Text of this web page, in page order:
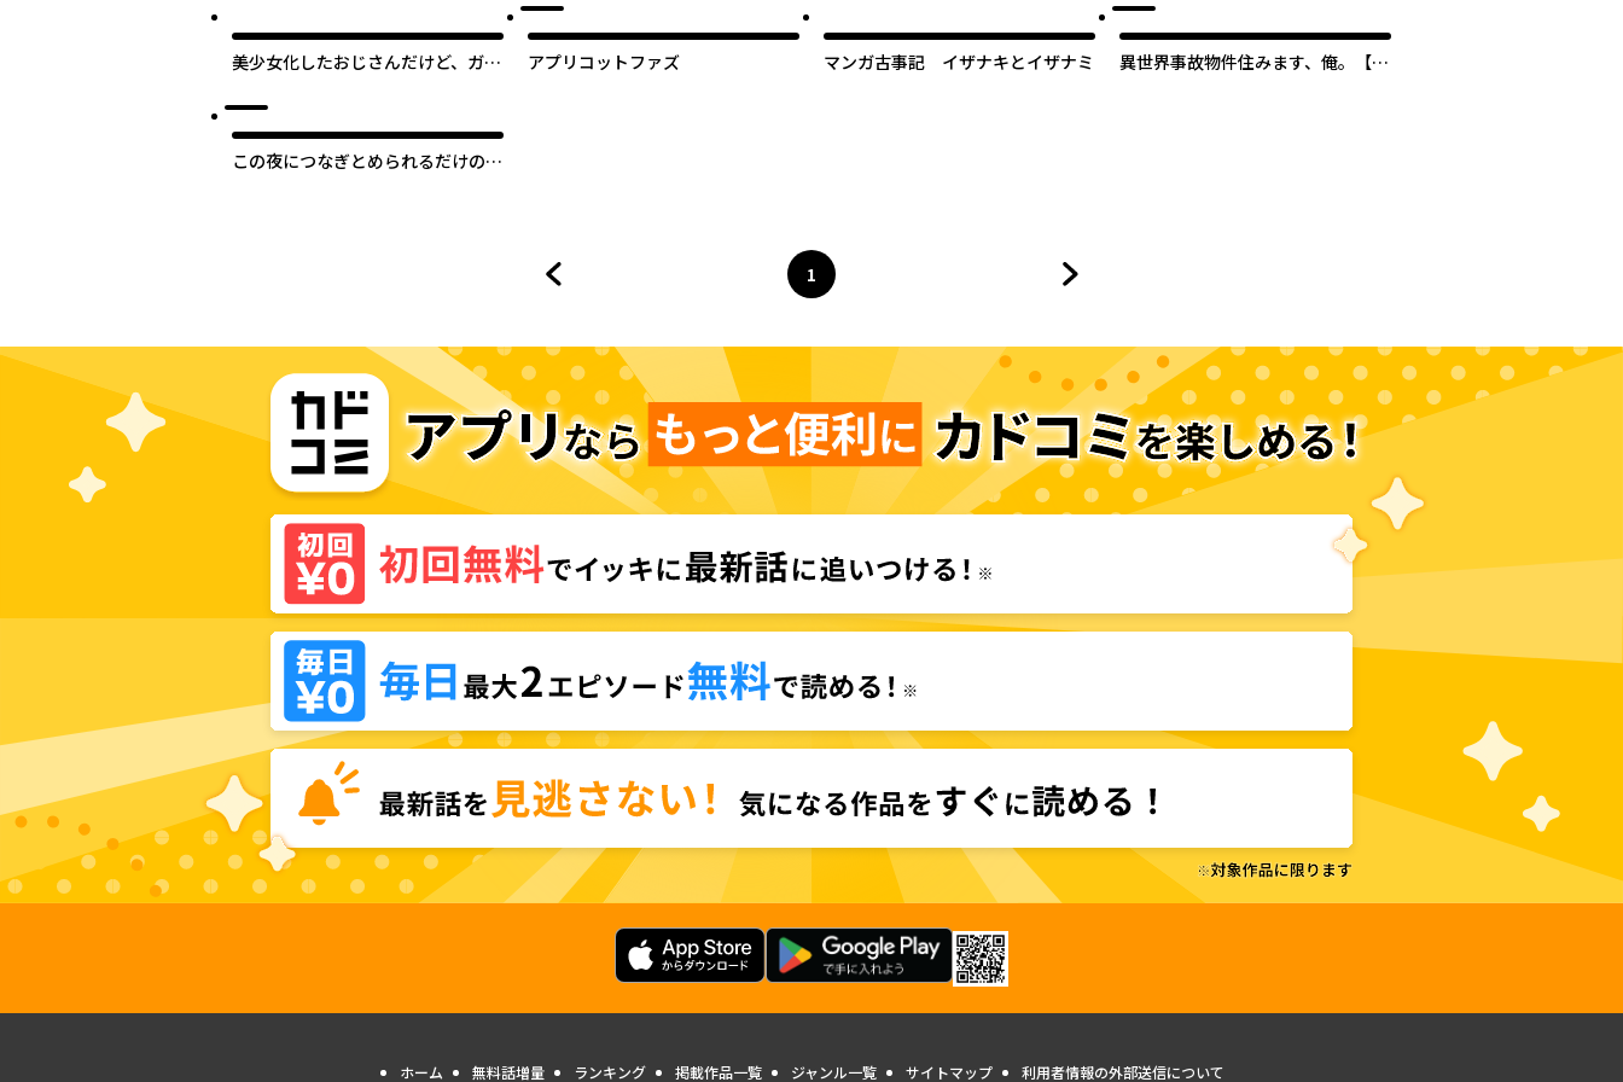
美少女化したおじさんだけど、ガチ
アプリコットファズ マンガ古事記 イザナキとイザナミ
異世界事故物件住みます、俺。【タ
この夜につなぎとめられるだけの愛
ページ
1
へ
ホーム 無料話増量 ランキング 掲載作品一覧 ジャンル一覧 サイトマップ 利用者情報の外部送信について